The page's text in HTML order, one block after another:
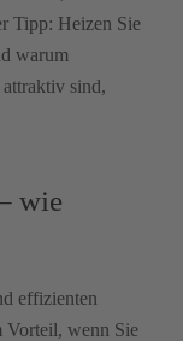
Tipp: Heizen Sie
warum
sind,
wie
effizienten
Vorteil, wenn Sie